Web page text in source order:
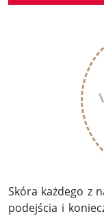
Skóra każdego z
podejścia i